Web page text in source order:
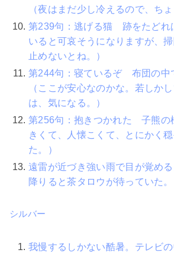
（夜はまだ少し冷えるので、ちょ
第239句：逃げる猫 跡をたど
いると可哀そうになりますが、
止めないとね。）
第244句：寝ているぞ 布団の
（ここが安心なのかな。若しか
は、気になる。）
第256句：抱きつかれた 子熊
きくて、人懐こくて、とにかく
た。）
遠雷が近づき強い雨で目が覚め
降りると茶タロウが待っていた。
シルバー
我慢するしかない酷暑。テレビ